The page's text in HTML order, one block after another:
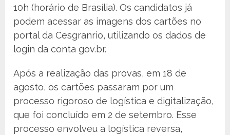
10h (horário de Brasília). Os candidatos já
podem acessar as imagens dos cartões no
portal da Cesgranrio, utilizando os dados de
login da conta gov.br.
Após a realização das provas, em 18 de
agosto, os cartões passaram por um
processo rigoroso de logística e digitalização,
que foi concluído em 2 de setembro. Esse
processo envolveu a logística reversa,